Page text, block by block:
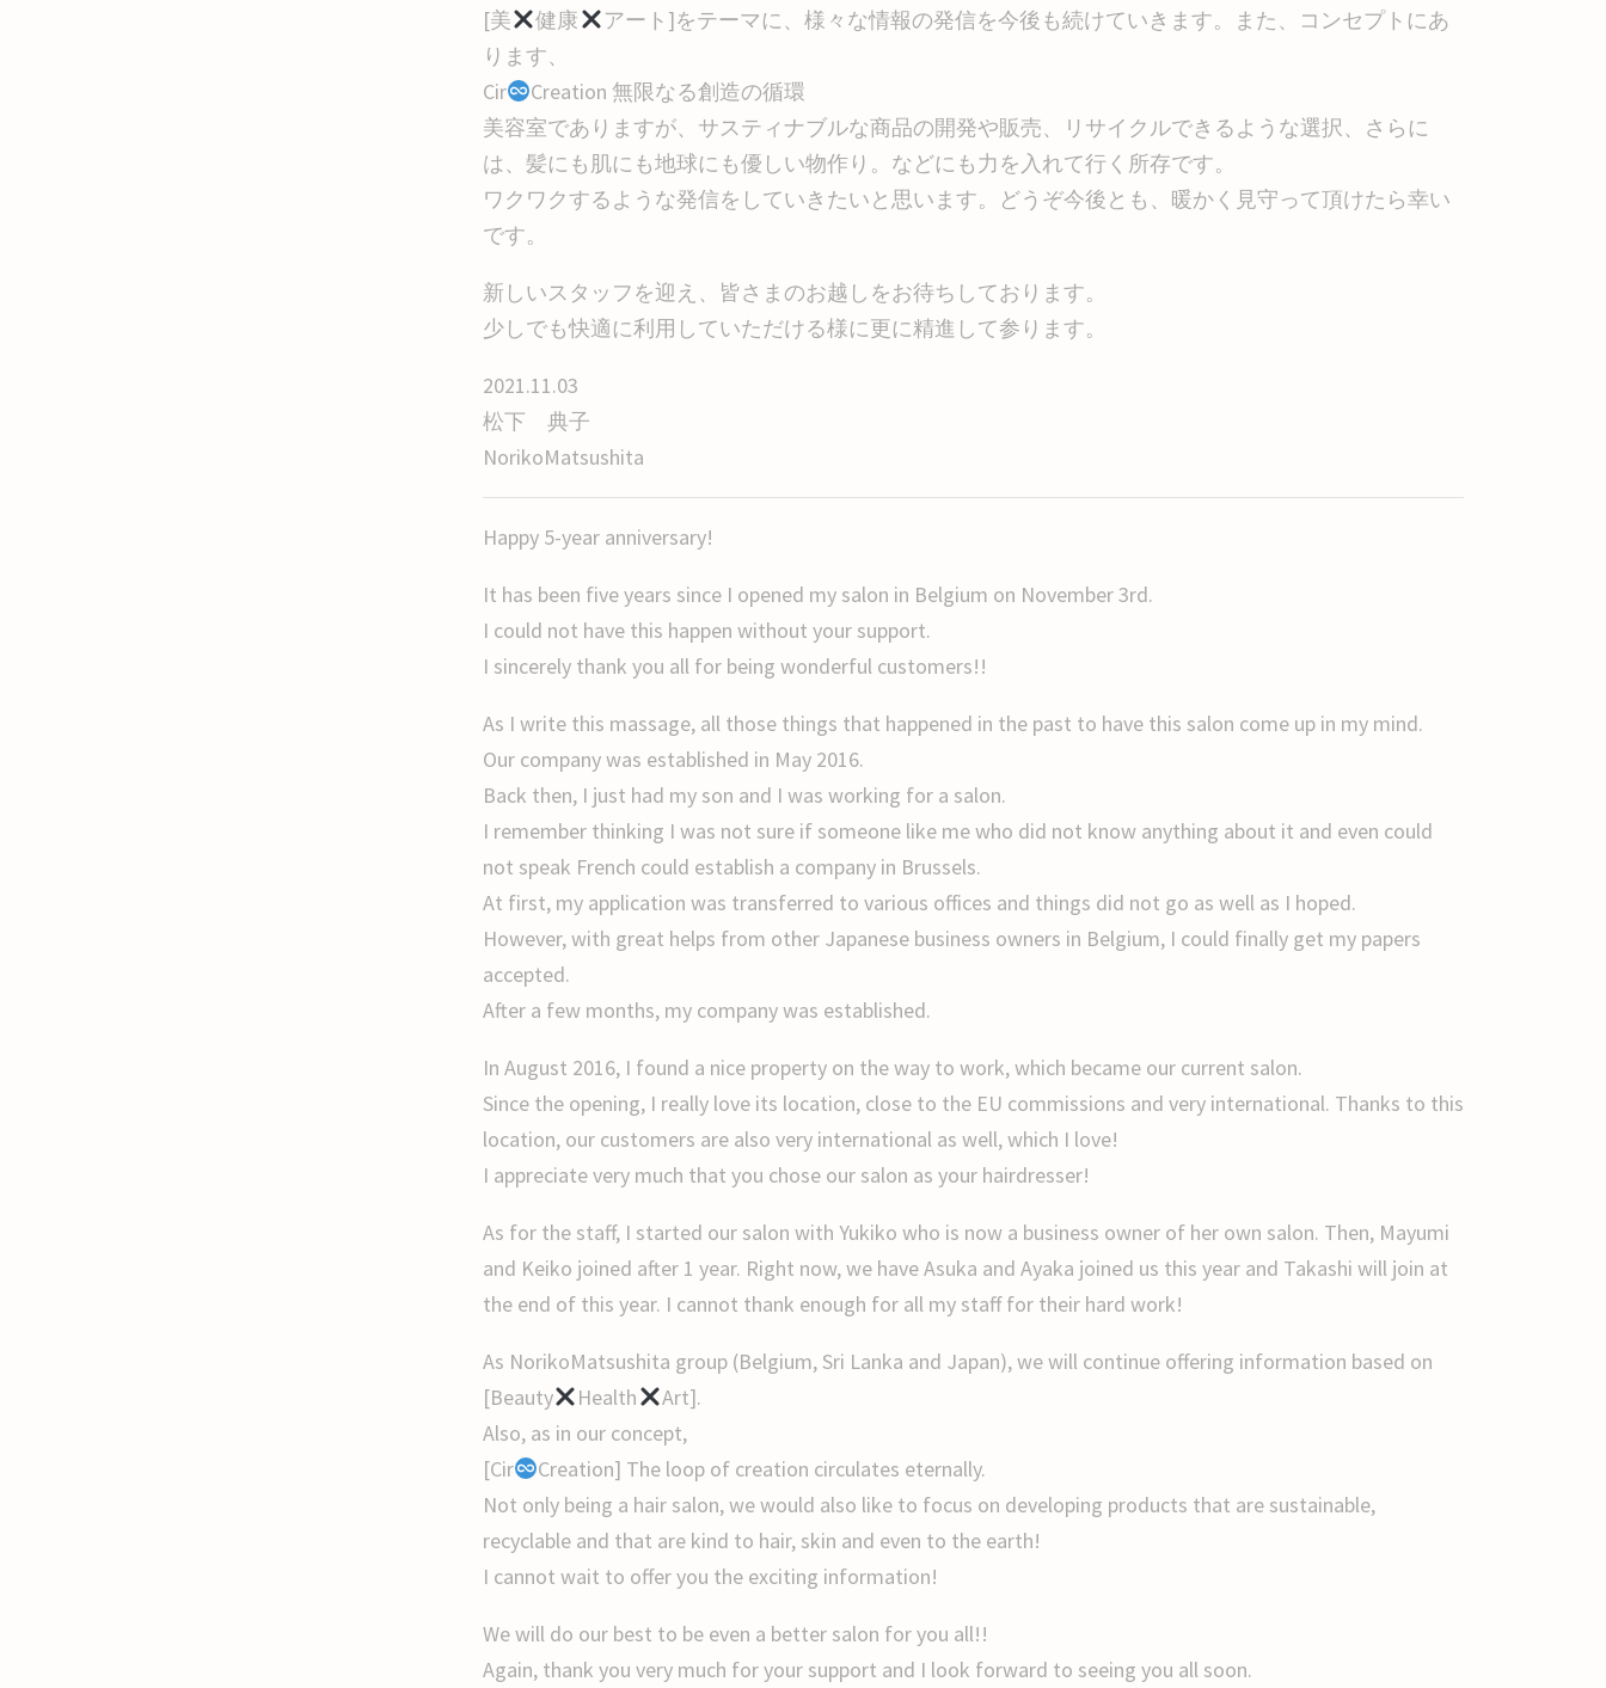
[美
健康
アート]をテーマに、様々な情報の発信を今後も続けていきます。また、コンセプトにあ
ります、
Cir
Creation 無限なる創造の循環
美容室でありますが、サスティナブルな商品の開発や販売、リサイクルできるような選択、さらに
は、髪にも肌にも地球にも優しい物作り。などにも力を入れて行く所存です。
ワクワクするような発信をしていきたいと思います。どうぞ今後とも、暖かく見守って頂けたら幸い
です。
新しいスタッフを迎え、皆さまのお越しをお待ちしております。
少しでも快適に利用していただける様に更に精進して参ります。
2021.11.03
松下 典子
NorikoMatsushita
Happy 5-year anniversary!
It has been five years since I opened my salon in Belgium on November 3rd.
I could not have this happen without your support.
I sincerely thank you all for being wonderful customers!!
As I write this massage, all those things that happened in the past to have this salon come up in my mind.
Our company was established in May 2016.
Back then, I just had my son and I was working for a salon.
I remember thinking I was not sure if someone like me who did not know anything about it and even could
not speak French could establish a company in Brussels.
At first, my application was transferred to various offices and things did not go as well as I hoped.
However, with great helps from other Japanese business owners in Belgium, I could finally get my papers
accepted.
After a few months, my company was established.
In August 2016, I found a nice property on the way to work, which became our current salon.
Since the opening, I really love its location, close to the EU commissions and very international. Thanks to this
location, our customers are also very international as well, which I love!
I appreciate very much that you chose our salon as your hairdresser!
As for the staff, I started our salon with Yukiko who is now a business owner of her own salon. Then, Mayumi
and Keiko joined after 1 year. Right now, we have Asuka and Ayaka joined us this year and Takashi will join at
the end of this year. I cannot thank enough for all my staff for their hard work!
As NorikoMatsushita group (Belgium, Sri Lanka and Japan), we will continue offering information based on
[Beauty
Health
Art].
Also, as in our concept,
[Cir
Creation] The loop of creation circulates eternally.
Not only being a hair salon, we would also like to focus on developing products that are sustainable,
recyclable and that are kind to hair, skin and even to the earth!
I cannot wait to offer you the exciting information!
We will do our best to be even a better salon for you all!!
Again, thank you very much for your support and I look forward to seeing you all soon.